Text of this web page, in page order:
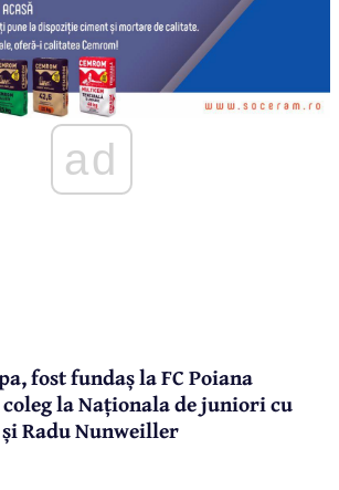
ad
fost fundaș la FC Poiana
la Naționala de juniori cu
Radu Nunweiller